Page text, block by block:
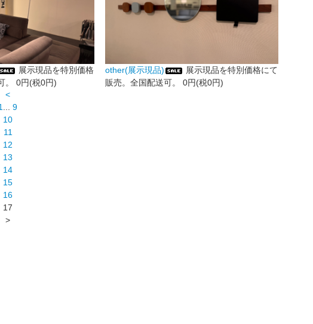
展示現品を特別価格
。 0円(税0円)
other(展示現品)
展示現品を特別価格にて
販売。全国配送可。0円(税0円)
<
... 9
10
11
12
13
14
15
16
17
>